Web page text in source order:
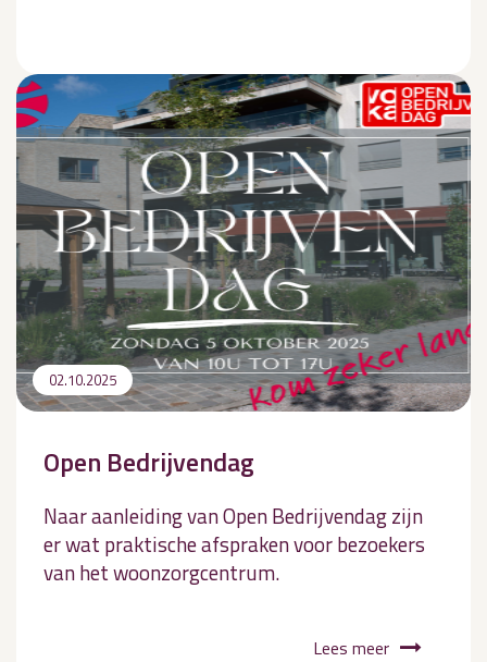
02.10.2025
Open Bedrijvendag
Naar aanleiding van Open Bedrijvendag zijn
er wat praktische afspraken voor bezoekers
van het woonzorgcentrum.
Lees meer